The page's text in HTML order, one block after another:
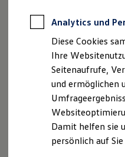
Autokredit
Versicherungen
Kfz-
Garantien
Wartungsverträge
Geschäftskunden
Professional
Großkunden
Behörden
Direktkunden
, 1 von 2 , 2 von 2
Analytics und
Diese Cookies
Ihre
Seitenaufrufe,
und ermöglichen
Damit helfen sie
persönlich auf